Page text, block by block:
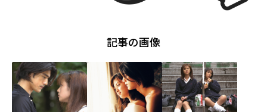
記事の画像